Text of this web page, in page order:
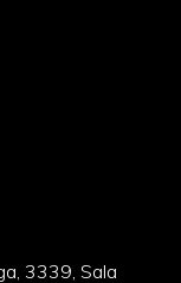
3339, Sala